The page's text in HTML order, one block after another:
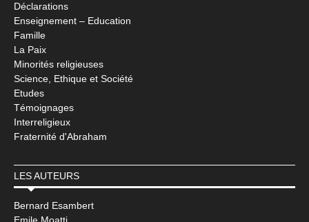
Déclarations
Enseignement – Education
Famille
La Paix
Minorités religieuses
Science, Ethique et Société
Etudes
Témoignages
Interreligieux
Fraternité d'Abraham
LES AUTEURS
Bernard Esambert